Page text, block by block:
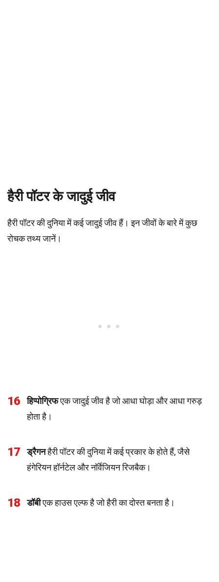
हैरी पॉटर के जादुई जीव
हैरी पॉटर की दुनिया में कई जादुई जीव हैं। इन जीवों के बारे में कुछ
रोचक तथ्य जानें।
16 हिप्पोग्रिफएक जादुई जीव है जो आधा घोड़ा और आधा गरुड़
होता है।
17 ड्रैगनहैरी पॉटर की दुनिया में कई प्रकार के होते हैं, जैसे
हंगेरियन हॉर्नटेल और नॉर्वेजियन रिजबैक।
18 डॉबीएक हाउस एल्फ है जो हैरी का दोस्त बनता है।